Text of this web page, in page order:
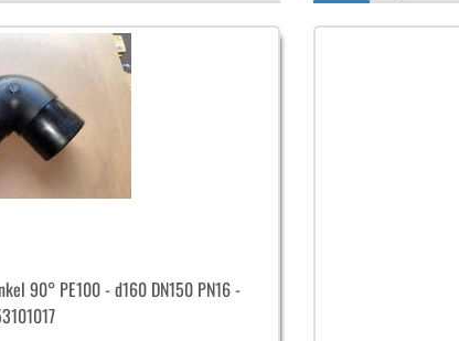
90° PE100 - d160 DN150 PN16 -